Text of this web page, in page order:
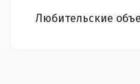
Любительские